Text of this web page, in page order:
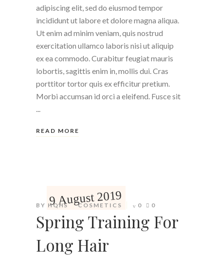
adipiscing elit, sed do eiusmod tempor
incididunt ut labore et dolore magna aliqua.
Ut enim ad minim veniam, quis nostrud
exercitation ullamco laboris nisi ut aliquip
ex ea commodo. Curabitur feugiat mauris
lobortis, sagittis enim in, mollis dui. Cras
porttitor tortor quis ex efficitur pretium.
Morbi accumsan id orci a eleifend. Fusce sit
READ MORE
9 August 2019
BY HQHS COSMETICS 0 0
Spring Training For
Long Hair